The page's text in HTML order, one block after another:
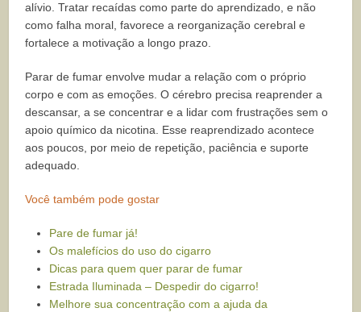
alívio. Tratar recaídas como parte do aprendizado, e não
como falha moral, favorece a reorganização cerebral e
fortalece a motivação a longo prazo.
Parar de fumar envolve mudar a relação com o próprio
corpo e com as emoções. O cérebro precisa reaprender a
descansar, a se concentrar e a lidar com frustrações sem o
apoio químico da nicotina. Esse reaprendizado acontece
aos poucos, por meio de repetição, paciência e suporte
adequado.
Você também pode gostar
Pare de fumar já!
Os malefícios do uso do cigarro
Dicas para quem quer parar de fumar
Estrada Iluminada – Despedir do cigarro!
Melhore sua concentração com a ajuda da